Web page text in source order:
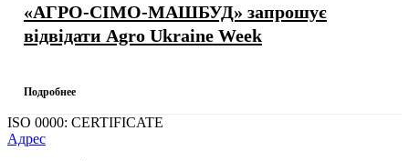
«АГРО-СІМО-МАШБУД» запрошує
відвідати Agro Ukraine Week
Подробнее
ISO 0000: CERTIFICATE
Адрес